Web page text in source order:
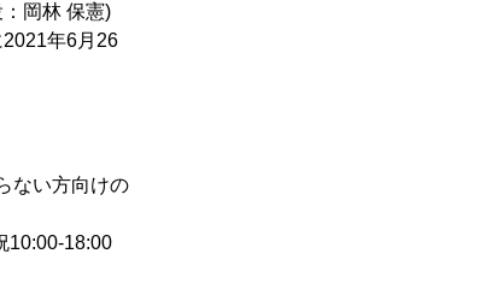
岡林 保憲)
年6月26
ない方向けの
10:00-18:00